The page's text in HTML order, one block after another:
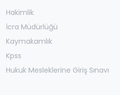
Hakimlik
İcra Müdürlüğü
Kaymakamlık
Kpss
Hukuk Mesleklerine Giriş Sınavı